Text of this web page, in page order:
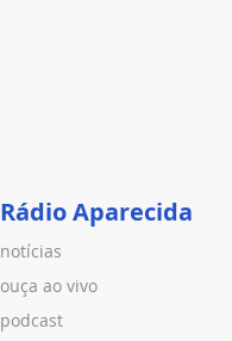
Rádio Aparecida
notícias
ouça ao vivo
podcast